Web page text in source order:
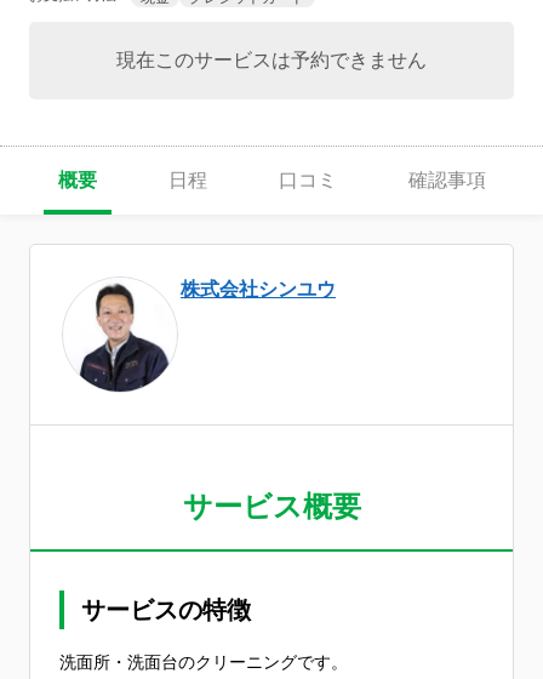
現在このサービスは予約できません
概要 日程 口コミ 確認事項
株式会社シンユウ
サービス概要
サービスの特徴
洗面所・洗面台のクリーニングです。